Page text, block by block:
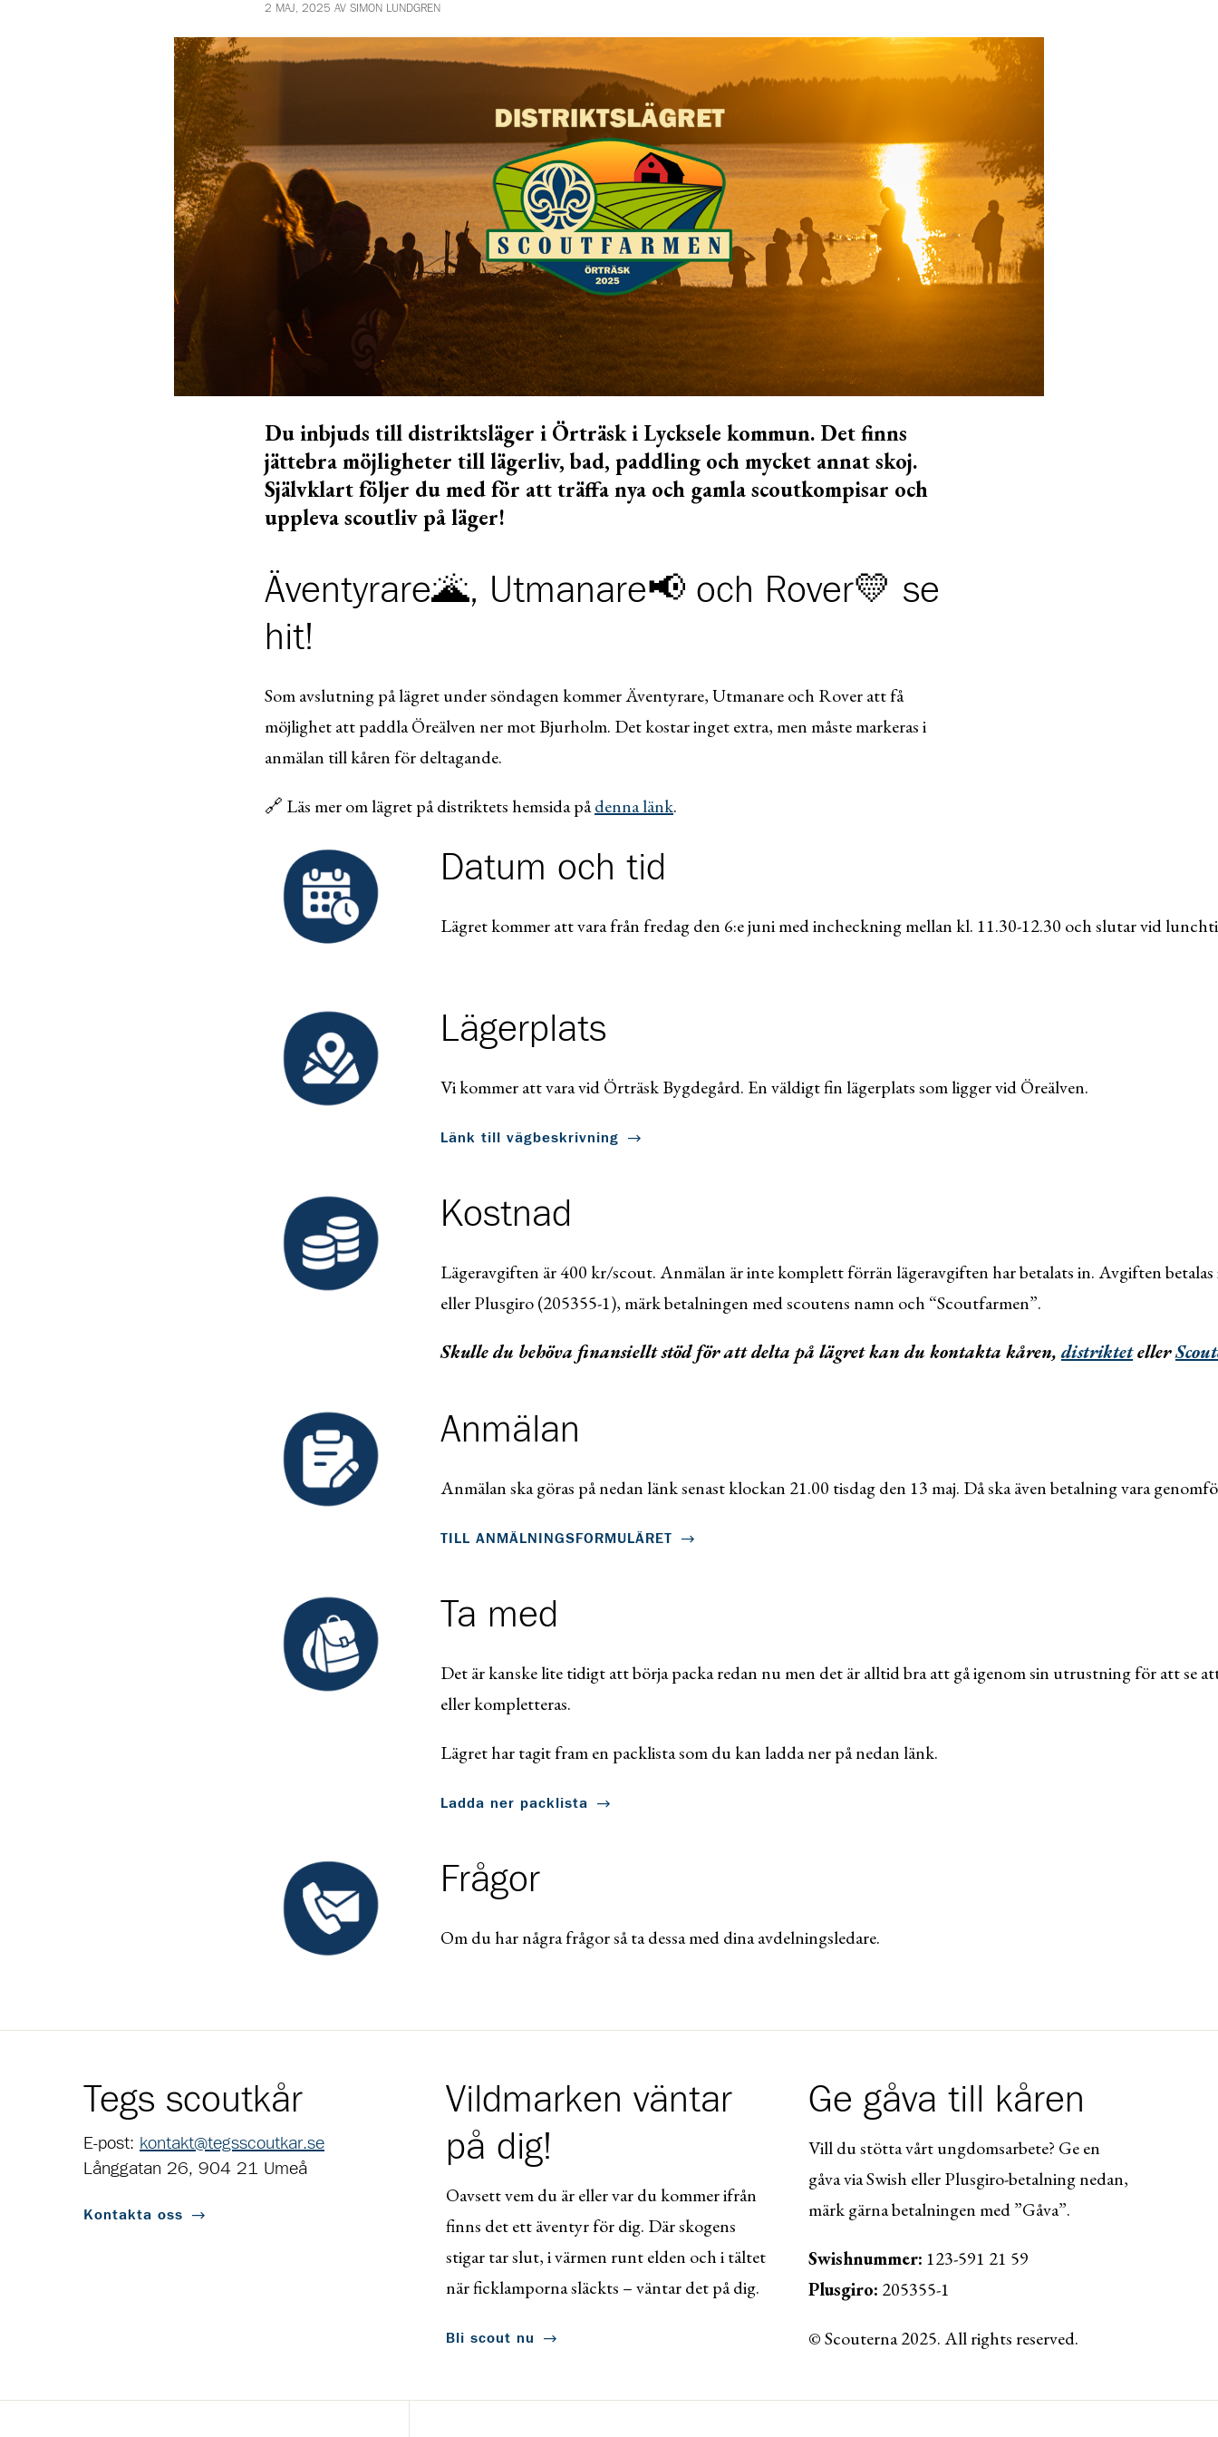
2 MAJ, 2025 AV SIMON LUNDGREN
Du inbjuds till distriktsläger i Örträsk i Lycksele kommun. Det finns
jättebra möjligheter till lägerliv, bad, paddling och mycket annat skoj.
Självklart följer du med för att träffa nya och gamla scoutkompisar och
uppleva scoutliv på läger!
Äventyrare🌋, Utmanare📢 och Rover💛 se
hit!
Som avslutning på lägret under söndagen kommer Äventyrare, Utmanare och Rover att få
möjlighet att paddla Öreälven ner mot Bjurholm. Det kostar inget extra, men måste markeras i
anmälan till kåren för deltagande.
🔗 Läs mer om lägret på distriktets hemsida pådenna länk.
Datum och tid
Lägret kommer att vara från fredag den 6:e juni med incheckning mellan kl. 11.30-12.30 och slutar vid
Lägerplats
Vi kommer att vara vid Örträsk Bygdegård. En väldigt fin lägerplats som ligger vid Öreälven.
Länk till vägbeskrivning
Kostnad
Lägeravgiften är 400 kr/scout. Anmälan är inte komplett förrän lägeravgiften har betalats in. Avgiften
eller Plusgiro (205355-1), märk betalningen med scoutens namn och “Scoutfarmen”.
Skulle du behöva finansiellt stöd för att delta på lägret kan du kontakta kåren, distrikteteller
Anmälan
Anmälan ska göras på nedan länk senast klockan 21.00 tisdag den 13 maj. Då ska även betalning vara
TILL ANMÄLNINGSFORMULÄRET
Ta med
Det är kanske lite tidigt att börja packa redan nu men det är alltid bra att gå igenom sin utrustning för att se
eller kompletteras.
Lägret har tagit fram en packlista som du kan ladda ner på nedan länk.
Ladda ner packlista
Frågor
Om du har några frågor så ta dessa med dina avdelningsledare.
Tegs scoutkår
E-post: kontakt@tegsscoutkar.se
Långgatan 26, 904 21 Umeå
Kontakta oss
Vildmarken väntar
på dig!
Oavsett vem du är eller var du kommer ifrån
finns det ett äventyr för dig. Där skogens
stigar tar slut, i värmen runt elden och i tältet
när ficklamporna släckts – väntar det på dig.
Bli scout nu
Ge gåva till kåren
Vill du stötta vårt ungdomsarbete? Ge en
gåva via Swish eller Plusgiro-betalning nedan,
märk gärna betalningen med ”Gåva”.
Swishnummer: 123-591 21 59
Plusgiro: 205355-1
© Scouterna 2025. All rights reserved.